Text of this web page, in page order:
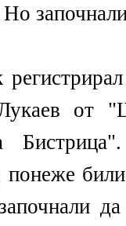
Но
от
понеже